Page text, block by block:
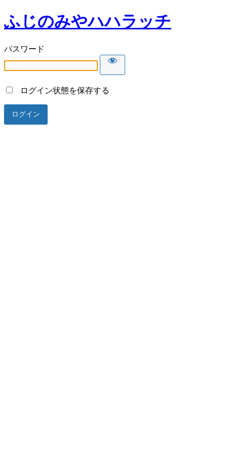
ふじのみやハハラッチ
パスワード
ログイン状態を保存する